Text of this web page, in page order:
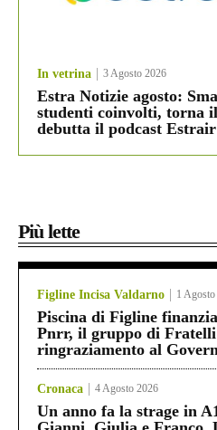
In vetrina 3 Agosto 2026
Estra Notizie agosto:
studenti coinvolti, torna
debutta il podcast Estrair
Più lette
Figline Incisa Valdarno 1
Piscina di Figline
Pnrr, il gruppo di
ringraziamento al
Cronaca 4 Agosto 2026
Un anno fa la strage in